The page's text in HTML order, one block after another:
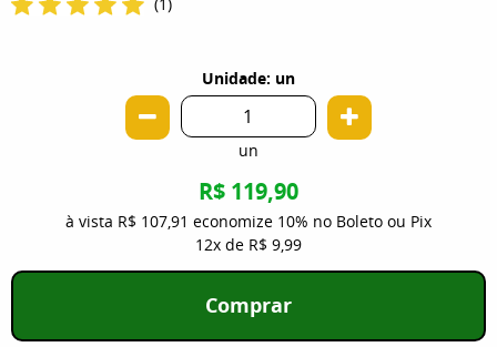
Unidade: un
un
R$ 119,90
à vista R$ 107,91 economize 10% no Boleto ou Pix
12x de R$ 9,99
Comprar